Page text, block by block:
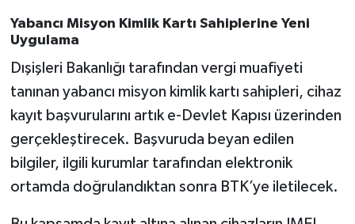
Yabancı Misyon Kimlik Kartı Sahiplerine Yeni
Uygulama
Dışişleri Bakanlığı tarafından vergi muafiyeti
tanınan yabancı misyon kimlik kartı sahipleri, cihaz
kayıt başvurularını artık e-Devlet Kapısı üzerinden
gerçekleştirecek. Başvuruda beyan edilen
bilgiler, ilgili kurumlar tarafından elektronik
ortamda doğrulandıktan sonra BTK’ye iletilecek.